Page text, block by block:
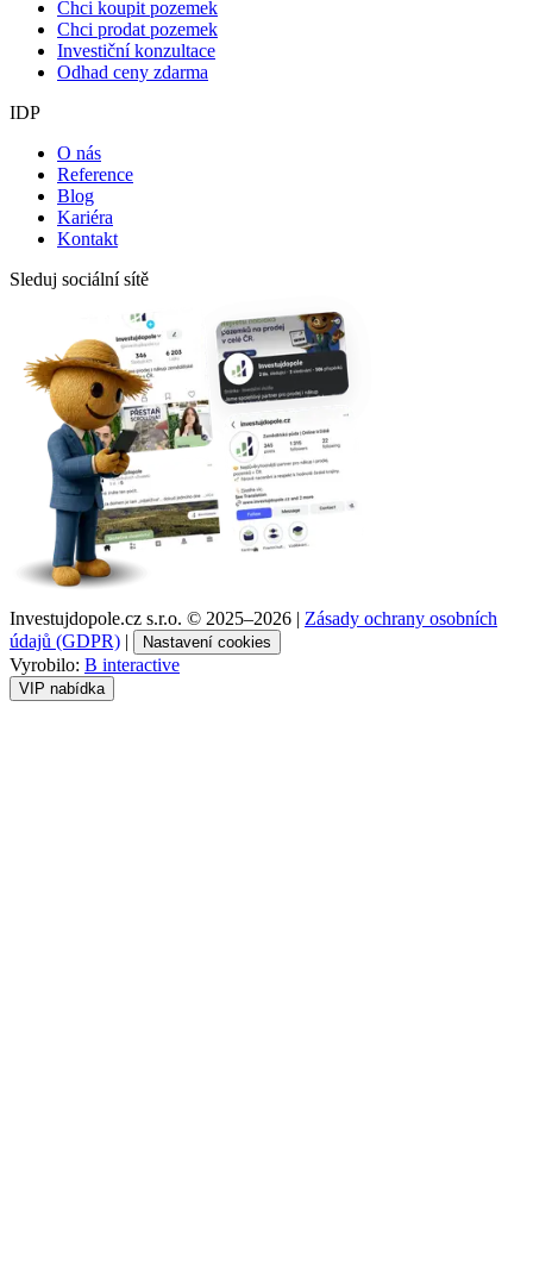
Chci koupit pozemek
Chci prodat pozemek
Investiční konzultace
Odhad ceny zdarma
IDP
O nás
Reference
Blog
Kariéra
Kontakt
Sleduj sociální sítě
Investujdopole.cz s.r.o. © 2025–2026 | Zásady ochrany osobních
údajů (GDPR) | Nastavení cookies
Vyrobilo: B interactive
VIP nabídka